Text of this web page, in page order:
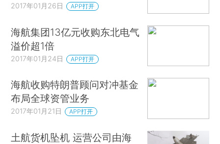
2017年01月26日 APP打开
海航集团13亿元收购东北电气
溢价超1倍
2017年01月24日 APP打开
海航收购特朗普顾问对冲基金
布局全球资管业务
2017年01月21日 APP打开
土航货机坠机 运营公司由海